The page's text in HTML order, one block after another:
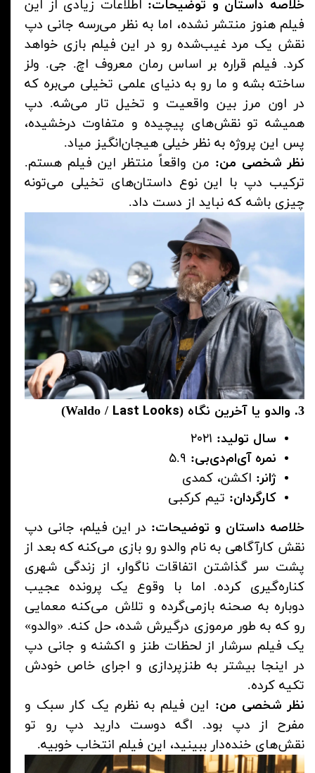
خلاصه داستان و توضیحات: اطلاعات زیادی از این
فیلم هنوز منتشر نشده، اما به نظر می‌رسه جانی دپ
نقش یک مرد غیب‌شده رو در این فیلم بازی خواهد
کرد. فیلم قراره بر اساس رمان معروف اچ. جی. ولز
ساخته بشه و ما رو به دنیای علمی تخیلی می‌بره که
در اون مرز بین واقعیت و تخیل تار می‌شه. دپ
همیشه تو نقش‌های پیچیده و متفاوت درخشیده،
پس این پروژه به نظر خیلی هیجان‌انگیز میاد.
نظر شخصی من: من واقعاً منتظر این فیلم هستم.
ترکیب دپ با این نوع داستان‌های تخیلی می‌تونه
چیزی باشه که نباید از دست داد.
3. والدو یا آخرین نگاه (Waldo / Last Looks
)
سال تولید:
نمره آی‌ام‌دی‌بی:
ژانر: اکشن، کمدی
کارگردان: تیم کرکبی
خلاصه داستان و توضیحات: در این فیلم، جانی دپ
نقش کارآگاهی به نام والدو رو بازی می‌کنه که بعد از
پشت سر گذاشتن اتفاقات ناگوار، از زندگی شهری
کناره‌گیری کرده. اما با وقوع یک پرونده عجیب
دوباره به صحنه بازمی‌گرده و تلاش می‌کنه معمایی
رو که به طور مرموزی درگیرش شده، حل کنه. «والدو»
یک فیلم سرشار از لحظات طنز و اکشنه و جانی دپ
در اینجا بیشتر به طنزپردازی و اجرای خاص خودش
تکیه کرده.
نظر شخصی من: این فیلم به نظرم یک کار سبک و
مفرح از دپ بود. اگه دوست دارید دپ رو تو
نقش‌های خنده‌دار ببینید، این فیلم انتخاب خوبیه.